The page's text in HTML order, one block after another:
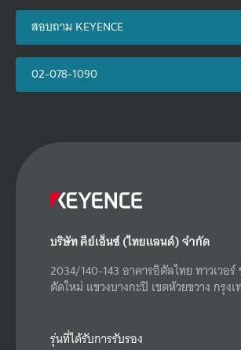
สอบถาม KEYENCE
02-078-1090
บริษัท คีย์เอ็นซ์ (ไทยแลนด์) จำกัด
2034/140-143 อาคารอิตัลไทย ทาวเวอ
ตัดใหม่ แขวงบางกะปิ เขตห้วยขวาง กรุง
รุ่นที่ได้รับการรับรอง